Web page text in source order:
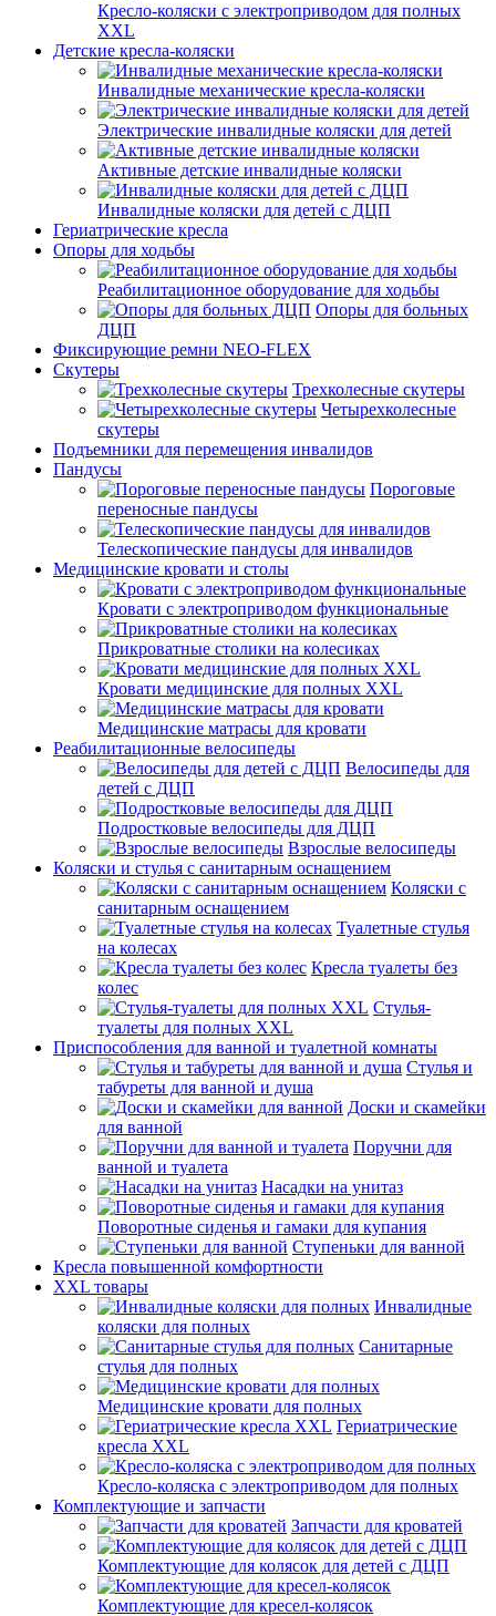
Кресло-коляски с электроприводом для полных
XXL
Детские кресла-коляски
Инвалидные механические кресла-коляски
Электрические инвалидные коляски для детей
Активные детские инвалидные коляски
Инвалидные коляски для детей с ДЦП
Гериатрические кресла
Опоры для ходьбы
Реабилитационное оборудование для ходьбы
Опоры для больных
ДЦП
Фиксирующие ремни NEO-FLEX
Скутеры
Трехколесные скутеры
Четырехколесные
скутеры
Подъемники для перемещения инвалидов
Пандусы
Пороговые
переносные пандусы
Телескопические пандусы для инвалидов
Медицинские кровати и столы
Кровати с электроприводом функциональные
Прикроватные столики на колесиках
Кровати медицинские для полных XXL
Медицинские матрасы для кровати
Реабилитационные велосипеды
Велосипеды для
детей с ДЦП
Подростковые велосипеды для ДЦП
Взрослые велосипеды
Коляски и стулья с санитарным оснащением
Коляски с
санитарным оснащением
Туалетные стулья
на колесах
Кресла туалеты без
колес
Стулья-
туалеты для полных XXL
Приспособления для ванной и туалетной комнаты
Стулья и
табуреты для ванной и душа
Доски и скамейки
для ванной
Поручни для
ванной и туалета
Насадки на унитаз
Поворотные сиденья и гамаки для купания
Ступеньки для ванной
Кресла повышенной комфортности
XXL товары
Инвалидные
коляски для полных
Санитарные
стулья для полных
Медицинские кровати для полных
Гериатрические
кресла XXL
Кресло-коляска с электроприводом для полных
Комплектующие и запчасти
Запчасти для кроватей
Комплектующие для колясок для детей с ДЦП
Комплектующие для кресел-колясок